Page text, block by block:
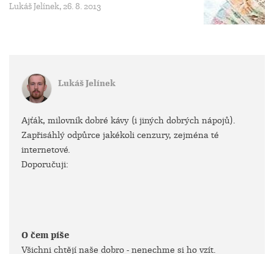
Lukáš Jelínek, 26. 8. 2013
Lukáš Jelínek
Ajťák, milovník dobré kávy (i jiných dobrých nápojů).
Zapřisáhlý odpůrce jakékoli cenzury, zejména té
internetové.
Doporučuji:
O čem píše
Všichni chtějí naše dobro - nenechme si ho vzít.